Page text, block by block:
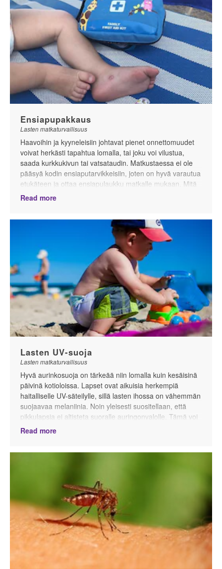
Ensiapupakkaus
Lasten matkaturvallisuus
Haavoihin ja kyyneleisiin johtavat pienet onnettomuudet
voivat herkästi tapahtua lomalla, tai joku voi vilustua,
saada kurkkukivun tai vatsataudin. Matkustaessa ei ole
pääsyä kodin ensiaputarvikkeisiin, joten on hyvä varautua
etukäteen ja ottaa ensiapulaukku matkalle mukaan. Mitä
ja kuinka paljon ensiapulaukkuun otetaan mukaan on
Read more
Lasten UV-suoja
Lasten matkaturvallisuus
Hyvä aurinkosuoja on tärkeää niin lomalla kuin kesäisinä
päivinä kotioloissa. Lapset ovat aikuisia herkempiä
haitalliselle UV-säteilylle, sillä lasten ihossa on vähemmän
suojaavaa melaniinia. Noin yleisesti suositellaan, että
pikkulapsia ei altisteta suoralle auringonvalolle. Tämä voi
olla vaikeaa, minkä takia huolellinen auringonsuoja on
Read more